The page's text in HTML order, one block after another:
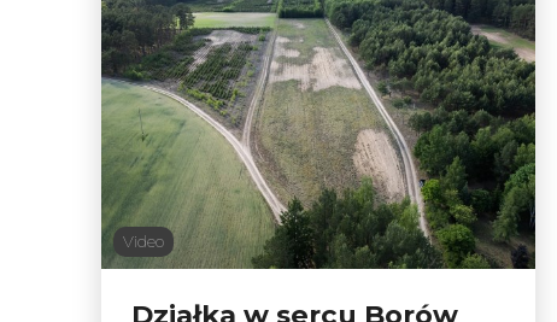
Video
Działka w sercu Borów